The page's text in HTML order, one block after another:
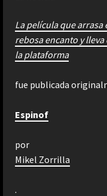
La película que
rebosa encanto y
la plataforma
fue publicada
Espinof
por
Mikel Zorrilla
.